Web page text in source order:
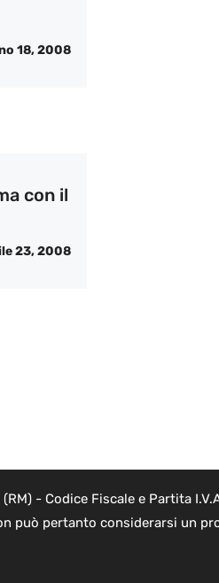
18, 2008
con il
23, 2008
- Codice Fiscale e Partita
può pertanto considerarsi un